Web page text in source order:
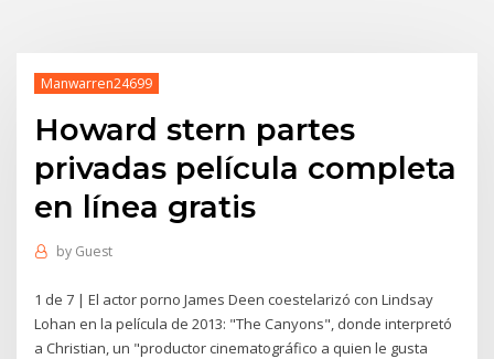
Manwarren24699
Howard stern partes
privadas película completa
en línea gratis
by Guest
1 de 7 | El actor porno James Deen coestelarizó con Lindsay
Lohan en la película de 2013: "The Canyons", donde interpretó
a Christian, un "productor cinematográfico a quien le gusta